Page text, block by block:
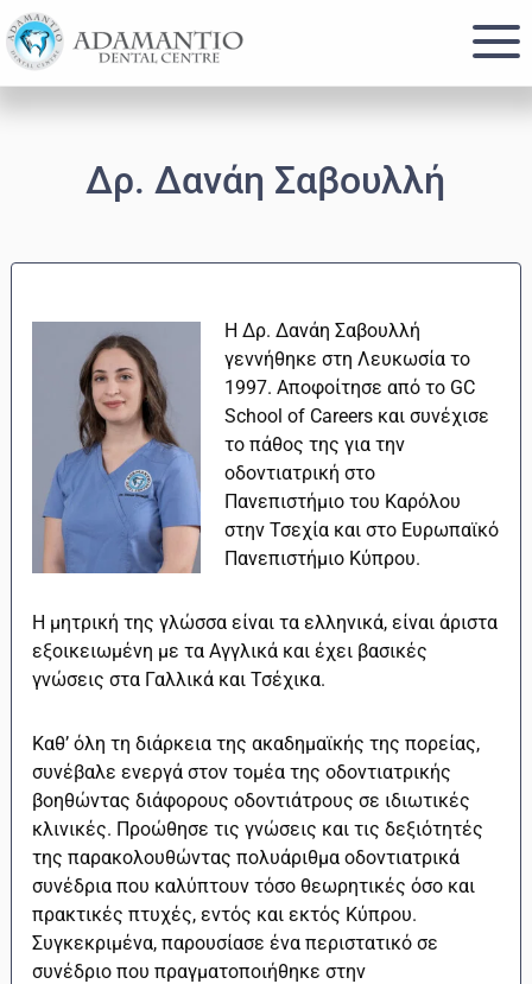
Skip
to
main
Skip
to
footer
Δρ. Δανάη Σαβουλλή
Η Δρ. Δανάη Σαβουλλή
γεννήθηκε στη Λευκωσία το
1997. Αποφοίτησε από το GC
School of Careers και συνέχισε
το πάθος της για την
οδοντιατρική στο
Πανεπιστήμιο του Καρόλου
στην Τσεχία και στο Ευρωπαϊκό
Πανεπιστήμιο Κύπρου.
Η μητρική της γλώσσα είναι τα ελληνικά, είναι άριστα
εξοικειωμένη με τα Αγγλικά και έχει βασικές
γνώσεις στα Γαλλικά και Τσέχικα.
Καθ’ όλη τη διάρκεια της ακαδημαϊκής της πορείας,
συνέβαλε ενεργά στον τομέα της οδοντιατρικής
βοηθώντας διάφορους οδοντιάτρους σε ιδιωτικές
κλινικές. Προώθησε τις γνώσεις και τις δεξιότητές
της παρακολουθώντας πολυάριθμα οδοντιατρικά
συνέδρια που καλύπτουν τόσο θεωρητικές όσο και
πρακτικές πτυχές, εντός και εκτός Κύπρου.
Συγκεκριμένα, παρουσίασε ένα περιστατικό σε
συνέδριο που πραγματοποιήθηκε στην